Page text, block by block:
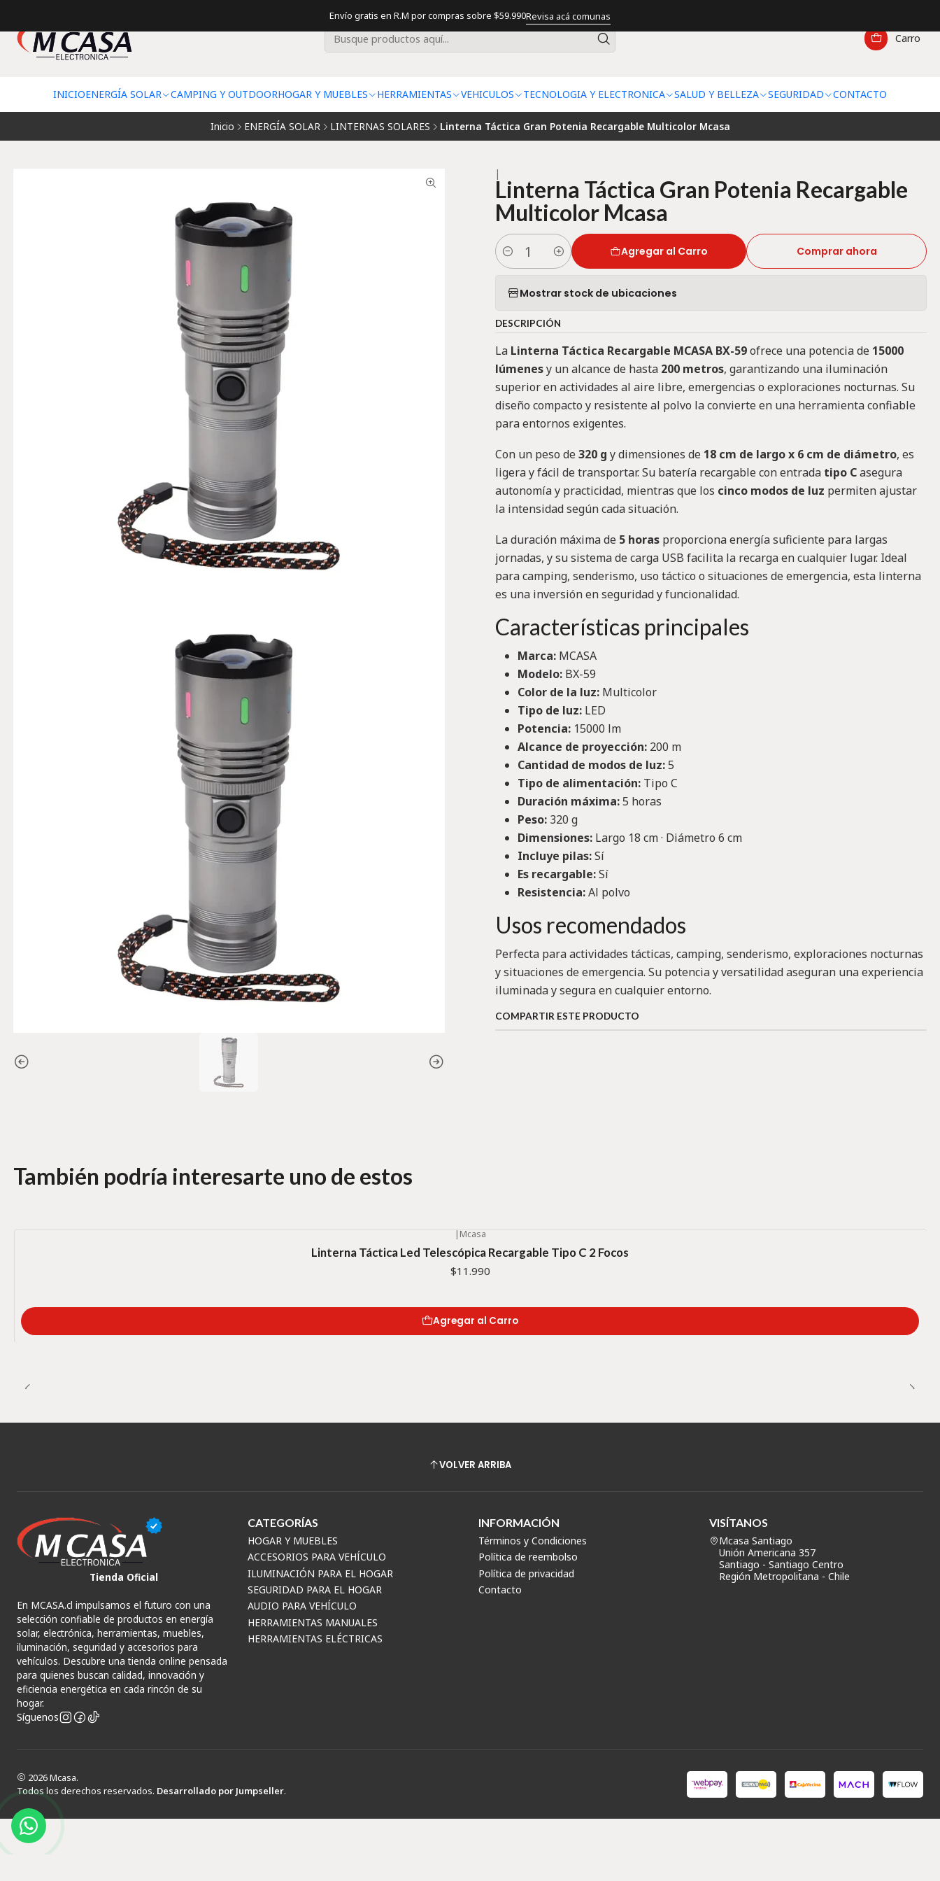
Carro
INICIOENERGÍA SOLAR CAMPING Y OUTDOORHOGAR Y MUEBLES HERRAMIENTAS VEHICULOS TECNOLOGIA Y ELECTRONICA SALUD Y BELLEZA SEGURIDAD CONTACTO
Envío gratis en R.M por compras sobre $59.990Revisa acá comunas
Inicio ENERGÍA SOLAR LINTERNAS SOLARES Linterna Táctica Gran Potenia Recargable Multicolor Mcasa
|
Linterna Táctica Gran Potenia Recargable
Multicolor Mcasa
Cantidad
Agregar al Carro Comprar ahora
Mostrar stock de ubicaciones
DESCRIPCIÓN
La Linterna Táctica Recargable MCASA BX-59ofrece una potencia de 15000
lúmenesy un alcance de hasta 200 metros, garantizando una iluminación
superior en actividades al aire libre, emergencias o exploraciones nocturnas. Su
diseño compacto y resistente al polvo la convierte en una herramienta confiable
para entornos exigentes.
Con un peso de320 g y dimensiones de 18 cm de largo x 6 cm de diámetro, es
ligera y fácil de transportar. Su batería recargable con entrada tipo Casegura
autonomía y practicidad, mientras que los cinco modos de luz permiten ajustar
la intensidad según cada situación.
La duración máxima de 5 horas proporciona energía suficiente para largas
jornadas, y su sistema de carga USB facilita la recarga en cualquier lugar. Ideal
para camping, senderismo, uso táctico o situaciones de emergencia, esta linterna
es una inversión en seguridad y funcionalidad.
Características principales
Marca: MCASA
Modelo: BX-59
Color de la luz: Multicolor
Tipo de luz: LED
Potencia: 15000 lm
Alcance de proyección: 200 m
Cantidad de modos de luz:5
Tipo de alimentación: Tipo C
Duración máxima:5 horas
Peso: 320 g
Dimensiones: Largo 18 cm · Diámetro 6 cm
Incluye pilas:Sí
Es recargable:Sí
Resistencia:Al polvo
Usos recomendados
Perfecta para actividades tácticas, camping, senderismo, exploraciones nocturnas
y situaciones de emergencia. Su potencia y versatilidad aseguran una experiencia
iluminada y segura en cualquier entorno.
COMPARTIR ESTE PRODUCTO
También podría interesarte uno de estos
| Mcasa
Linterna Táctica Led Telescópica Recargable Tipo C 2 Focos
$11.990
Agregar al Carro
VOLVER ARRIBA
Tienda Oficial
En MCASA.cl impulsamos el futuro con una
selección confiable de productos en energía
solar, electrónica, herramientas, muebles,
iluminación, seguridad y accesorios para
vehículos. Descubre una tienda online pensada
para quienes buscan calidad, innovación y
eficiencia energética en cada rincón de su
hogar.
Síguenos
CATEGORÍAS
HOGAR Y MUEBLES
ACCESORIOS PARA VEHÍCULO
ILUMINACIÓN PARA EL HOGAR
SEGURIDAD PARA EL HOGAR
AUDIO PARA VEHÍCULO
HERRAMIENTAS MANUALES
HERRAMIENTAS ELÉCTRICAS
INFORMACIÓN
Términos y Condiciones
Política de reembolso
Política de privacidad
Contacto
VISÍTANOS
Mcasa Santiago
Unión Americana 357
Santiago - Santiago Centro
Región Metropolitana - Chile
2026 Mcasa.
Todos los derechos reservados. Desarrollado por Jumpseller.